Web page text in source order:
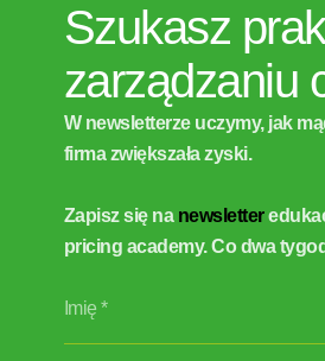
Szukasz
zarządzaniu
W newsletterze uczymy, jak
firma zwiększała zyski.
Zapisz się na newsletter
pricing academy. Co dwa